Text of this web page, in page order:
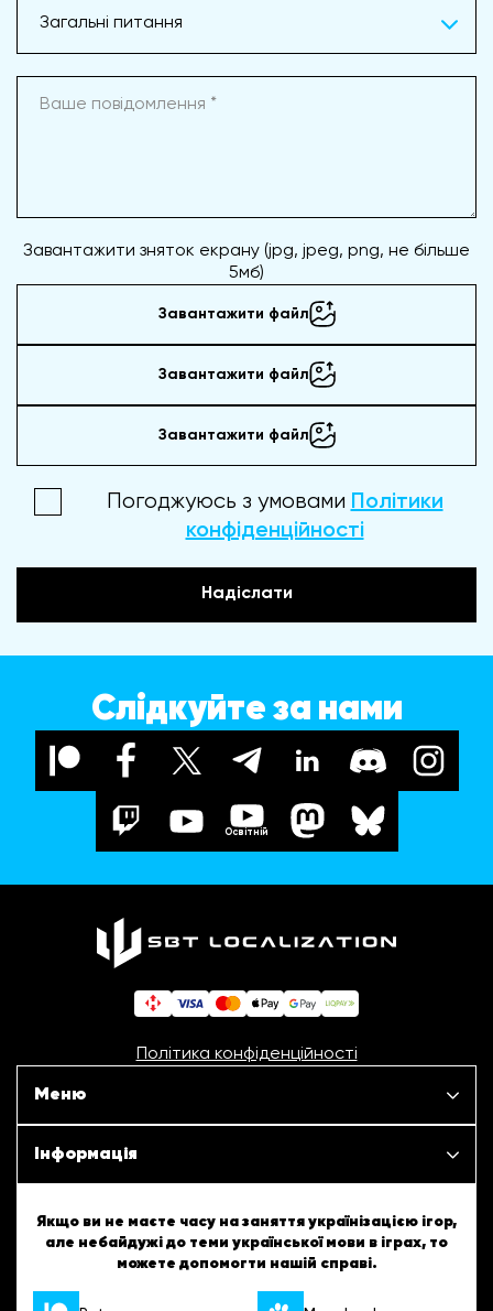
Загальні питання
Завантажити зняток екрану (jpg, jpeg, png, не більше
5мб)
Завантажити файл
Завантажити файл
Завантажити файл
Погоджуюсь з умовами Політики
конфіденційності
Надіслати
Слідкуйте за нами
Освітній
Політика конфіденційності
Меню
Наші проєкти
Інформація
ШБТурнір
ШБТворчість
Якщо ви не маєте часу на заняття українізацією ігор,
але небайдужі до теми української мови в іграх, то
можете допомогти нашій справі.